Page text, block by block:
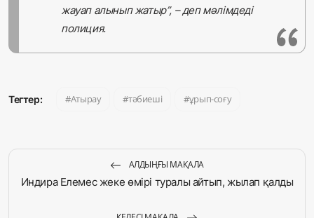
жауап алынып жатыр”, – деп мәлімдеді
полиция.
Тегтер: Атырау тәбиеші ұрып-соғу
АЛДЫҢҒЫ МАҚАЛА
Индира Елемес жеке өмірі туралы айтып, жылап қалды